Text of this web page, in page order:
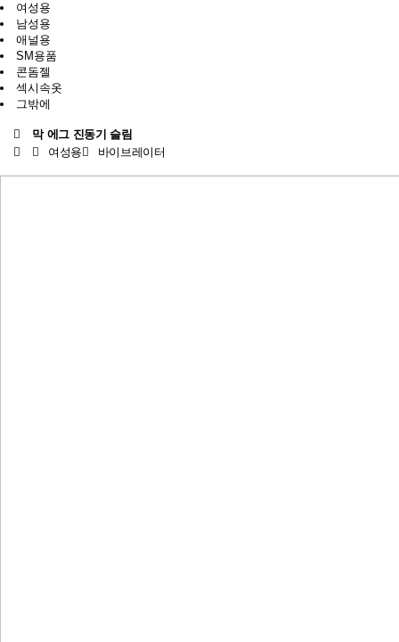
여성용
남성용
애널용
SM용품
콘돔젤
섹시속옷
그밖에
막 에그 진동기 슬림
여성용
바이브레이터